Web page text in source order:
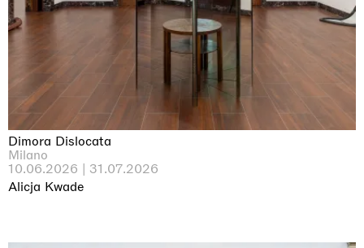
Dimora Dislocata
Milano
10.06.2026 | 31.07.2026
Alicja Kwade